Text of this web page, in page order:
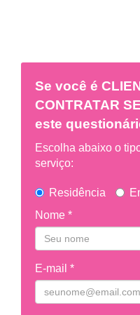
Se você é
CONTRATAR
este
Escolha abaixo o
serviço:
Residência
Nome *
E-mail *